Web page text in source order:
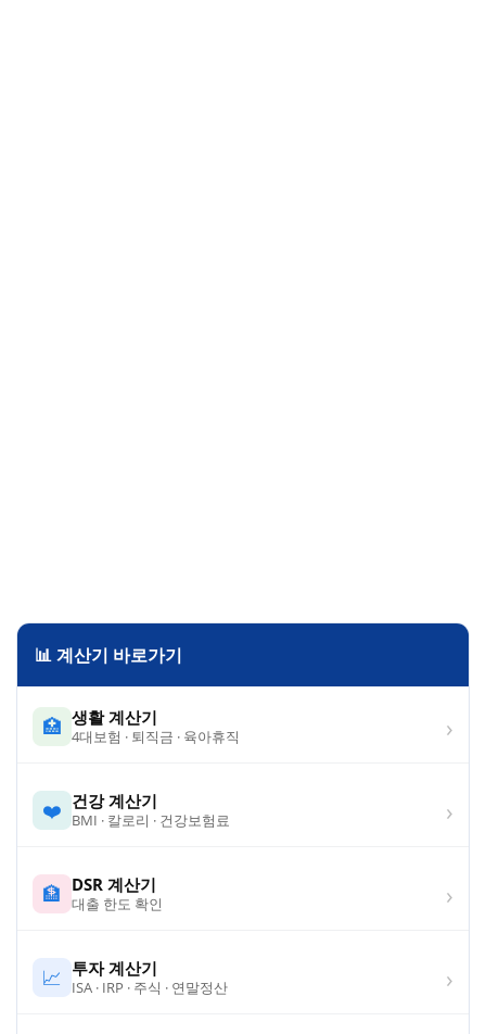
📊 계산기 바로가기
🏥 생활 계산기
4대보험 · 퇴직금 · 육아휴직 ›
❤️ 건강 계산기
BMI · 칼로리 · 건강보험료 ›
🏦 DSR 계산기
대출 한도 확인 ›
📈 투자 계산기
ISA · IRP · 주식 · 연말정산 ›